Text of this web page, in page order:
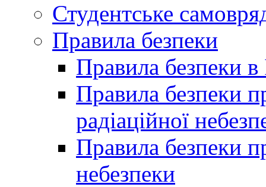
Студентське
Правила безпеки
Правила безпеки в
Правила безпеки
радіаційної
Правила безпеки
небезпеки